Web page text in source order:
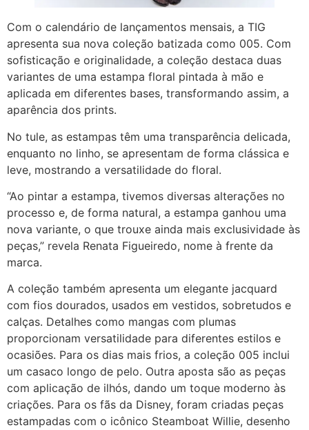
Com o calendário de lançamentos mensais, a TIG
apresenta sua nova coleção batizada como 005. Com
sofisticação e originalidade, a coleção destaca duas
variantes de uma estampa floral pintada à mão e
aplicada em diferentes bases, transformando assim, a
aparência dos prints.
No tule, as estampas têm uma transparência delicada,
enquanto no linho, se apresentam de forma clássica e
leve, mostrando a versatilidade do floral.
“Ao pintar a estampa, tivemos diversas alterações no
processo e, de forma natural, a estampa ganhou uma
nova variante, o que trouxe ainda mais exclusividade às
peças,” revela Renata Figueiredo, nome à frente da
marca.
A coleção também apresenta um elegante jacquard
com fios dourados, usados em vestidos, sobretudos e
calças. Detalhes como mangas com plumas
proporcionam versatilidade para diferentes estilos e
ocasiões. Para os dias mais frios, a coleção 005 inclui
um casaco longo de pelo. Outra aposta são as peças
com aplicação de ilhós, dando um toque moderno às
criações. Para os fãs da Disney, foram criadas peças
estampadas com o icônico Steamboat Willie, desenho